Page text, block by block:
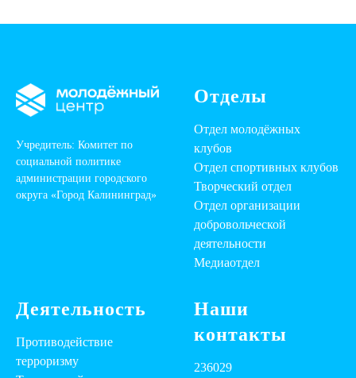
Учредитель: Комитет по
социальной политике
администрации городского
округа «Город Калининград»
Отделы
Отдел молодёжных
клубов
Отдел спортивных клубов
Творческий отдел
Отдел организации
добровольческой
деятельности
Медиаотдел
Деятельность
Противодействие
терроризму
Наши
контакты
236029